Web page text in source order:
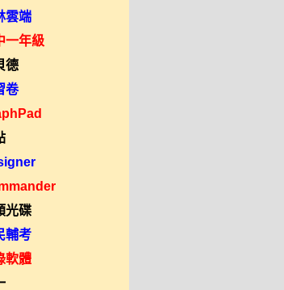
雲端
一年級
德
卷
光碟
輔考
軟體